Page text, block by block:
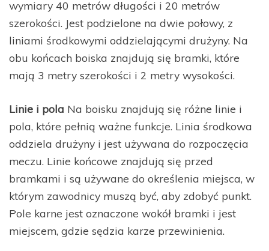
wymiary 40 metrów długości i 20 metrów
szerokości. Jest podzielone na dwie połowy, z
liniami środkowymi oddzielającymi drużyny. Na
obu końcach boiska znajdują się bramki, które
mają 3 metry szerokości i 2 metry wysokości.
Linie i pola Na boisku znajdują się różne linie i
pola, które pełnią ważne funkcje. Linia środkowa
oddziela drużyny i jest używana do rozpoczęcia
meczu. Linie końcowe znajdują się przed
bramkami i są używane do określenia miejsca, w
którym zawodnicy muszą być, aby zdobyć punkt.
Pole karne jest oznaczone wokół bramki i jest
miejscem, gdzie sędzia karze przewinienia.